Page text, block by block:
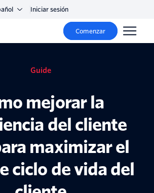
Iniciar sesión
Comenzar
Guide
mejorar la
del cliente
maximizar el
ciclo de vida del